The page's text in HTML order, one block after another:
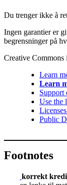
Du trenger ikke å
Ingen garantier er
begrensninger på
Creative Commons
Learn
Learn
Support
Use the
Public
Footnotes
korrekt